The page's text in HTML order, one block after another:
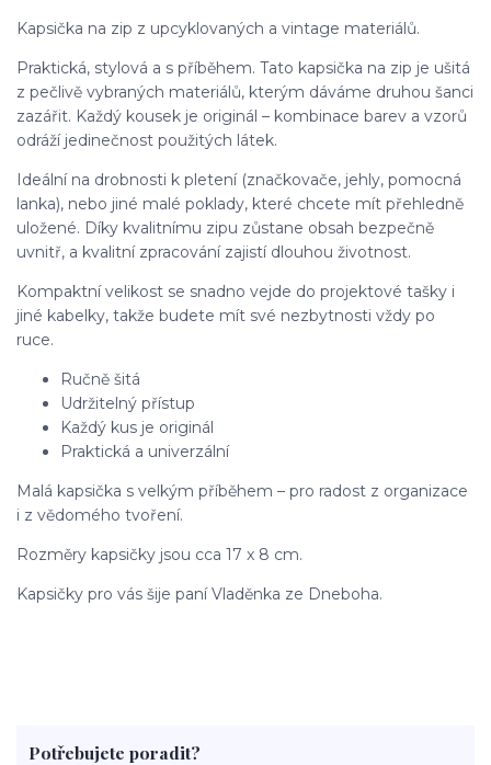
Kapsička na zip z upcyklovaných a vintage materiálů.
Praktická, stylová a s příběhem. Tato kapsička na zip je ušitá
z pečlivě vybraných materiálů, kterým dáváme druhou šanci
zazářit. Každý kousek je originál – kombinace barev a vzorů
odráží jedinečnost použitých látek.
Ideální na drobnosti k pletení (značkovače, jehly, pomocná
lanka), nebo jiné malé poklady, které chcete mít přehledně
uložené. Díky kvalitnímu zipu zůstane obsah bezpečně
uvnitř, a kvalitní zpracování zajistí dlouhou životnost.
Kompaktní velikost se snadno vejde do projektové tašky i
jiné kabelky, takže budete mít své nezbytnosti vždy po
ruce.
Ručně šitá
Udržitelný přístup
Každý kus je originál
Praktická a univerzální
Malá kapsička s velkým příběhem – pro radost z organizace
i z vědomého tvoření.
Rozměry kapsičky jsou cca 17 x 8 cm.
Kapsičky pro vás šije paní Vladěnka ze Dneboha.
Potřebujete poradit?